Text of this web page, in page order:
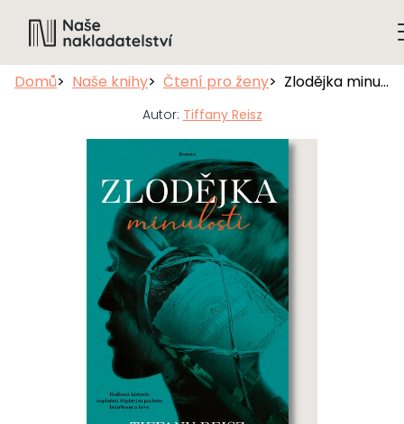
Domů Naše knihy Čtení pro ženy Zlodějka minulosti
Autor: Tiffany Reisz